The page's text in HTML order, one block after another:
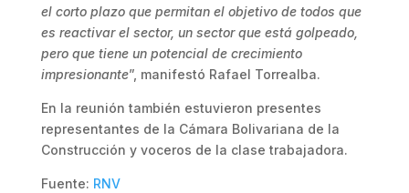
el corto plazo que permitan el objetivo de todos que
es reactivar el sector, un sector que está golpeado,
pero que tiene un potencial de crecimiento
impresionante”, manifestó Rafael Torrealba.
En la reunión también estuvieron presentes
representantes de la Cámara Bolivariana de la
Construcción y voceros de la clase trabajadora.
Fuente: RNV